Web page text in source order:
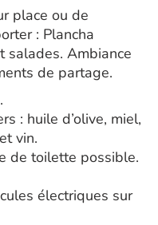
place ou de
: Plancha
salades. Ambiance
de partage.
: huile d’olive, miel,
vin.
de toilette possible.
électriques sur